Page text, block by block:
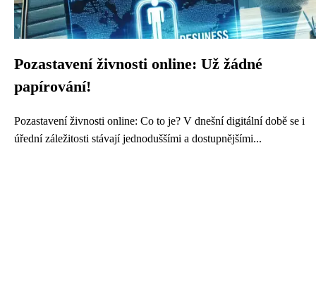
Pozastavení živnosti online: Už žádné
papírování!
Pozastavení živnosti online: Co to je? V dnešní digitální době se i
úřední záležitosti stávají jednoduššími a dostupnějšími...